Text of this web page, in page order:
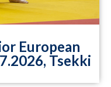
European
Tsekki